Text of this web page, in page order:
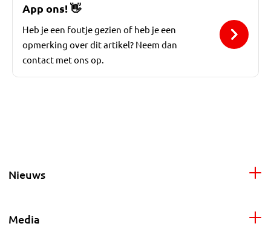
App ons!👋
Heb je een foutje gezien of heb je een
opmerking over dit artikel? Neem dan
contact met ons op.
Nieuws
Media